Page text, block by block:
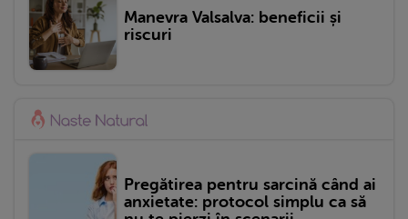
Manevra Valsalva: beneficii și
riscuri
Pregătirea pentru sarcină când ai
anxietate: protocol simplu ca să